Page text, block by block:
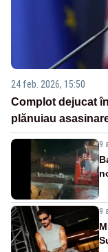
24 feb. 2026, 15:50
Complot dejucat
plănuiau
9
9